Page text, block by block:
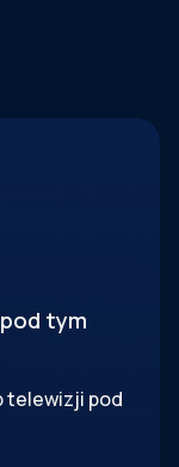
tym
telewizji pod